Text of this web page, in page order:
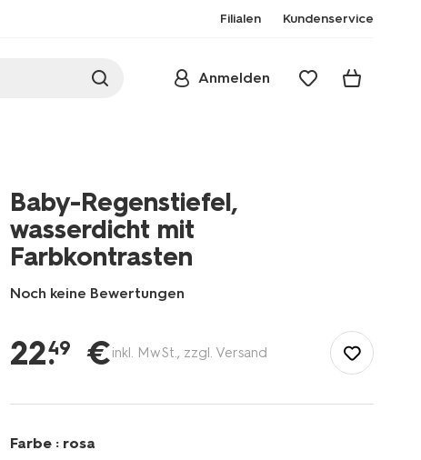
Filialen Kundenservice
Anmelden
Baby-Regenstiefel,
wasserdicht mit
Farbkontrasten
Noch keine Bewertungen
accessoires/baby-
33260343.html
22.
49 €inkl. MwSt., zzgl. Versand
Farbe : rosa